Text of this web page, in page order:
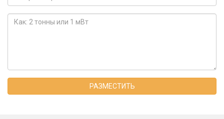
РАЗМЕСТИТЬ